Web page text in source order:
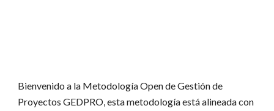
Bienvenido a la Metodología Open de Gestión de
Proyectos GEDPRO, esta metodología está alineada con